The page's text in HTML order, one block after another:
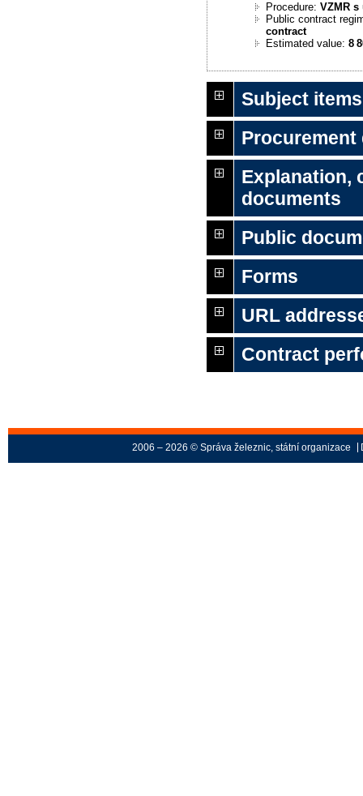
Procedure:VZMR
Public contract
contract
Estimated value:8
Subject
Explanation,
documents
Public
Forms
URL
Contract
2006 – 2026 © Správa železnic, státní organizace